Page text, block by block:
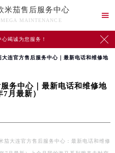
米茄售后服务中心
MAINTENANCE

竭诚为您服务！ 
连官方售后服务中心｜最新电话和维修地
务中心｜最新电话和维修地
月最新）
茄大连官方售后服务中心：最新电话和维修